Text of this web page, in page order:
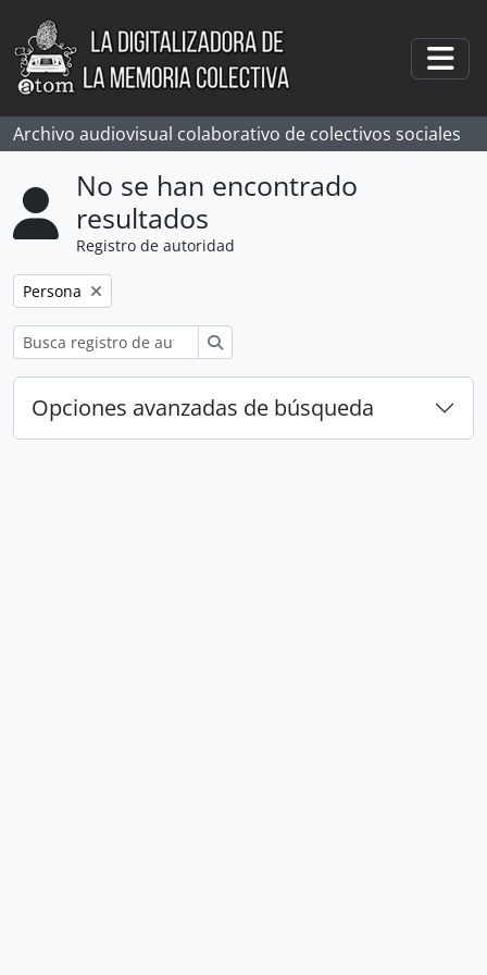
Skip to main content
Archivo audiovisual colaborativo de colectivos sociales
No se han encontrado
resultados
Registro de autoridad
Remove filter:
Persona
Opciones avanzadas de búsqueda